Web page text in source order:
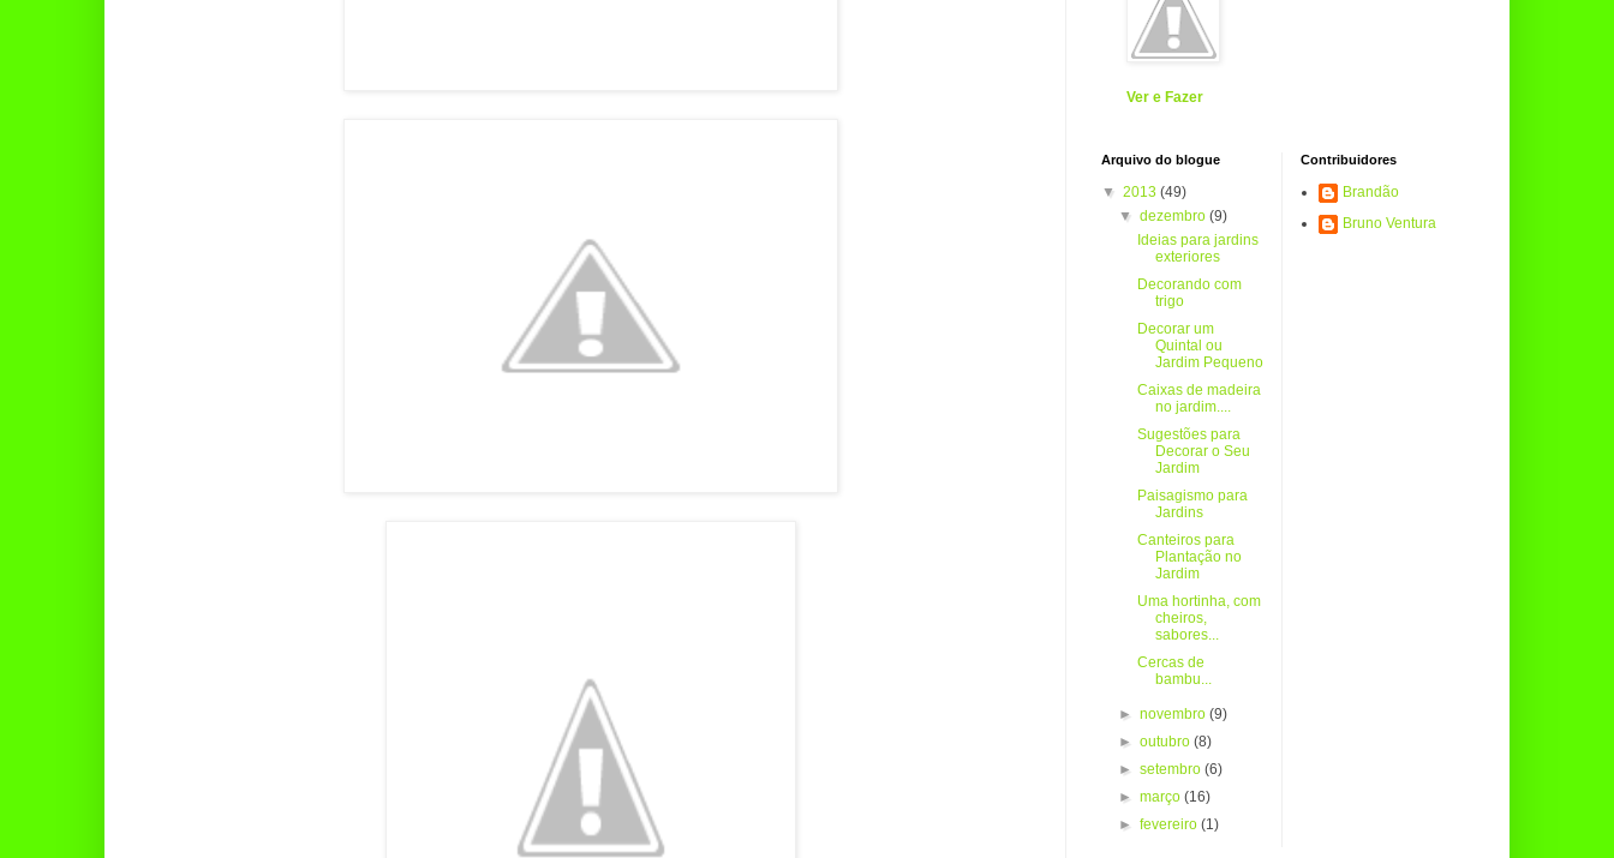
Ver e Fazer
Arquivo do blogue
▼ 2013 (49)
▼dezembro(9)
Ideias para jardins
exteriores
Decorando com
trigo
Decorar um
Quintal ou
Jardim Pequeno
Caixas de madeira
no jardim....
Sugestões para
Decorar o Seu
Jardim
Paisagismo para
Jardins
Canteiros para
Plantação no
Jardim
Uma hortinha, com
cheiros,
sabores...
Cercas de
bambu...
►novembro(9)
►outubro(8)
►setembro(6)
►março(16)
►fevereiro(1)
Contribuidores
Brandão
Bruno Ventura